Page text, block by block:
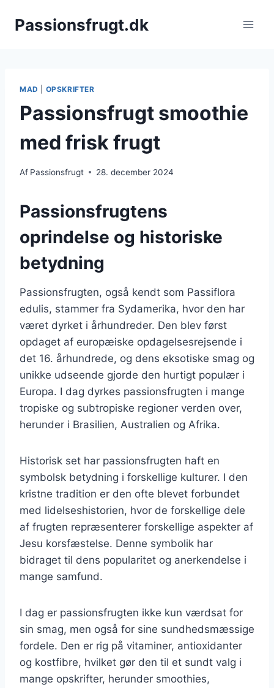
Passionsfrugt.dk
MAD OPSKRIFTER
Passionsfrugt smoothie
med frisk frugt
Af Passionsfrugt 28. december 2024
Passionsfrugtens
oprindelse og historiske
betydning
Passionsfrugten, også kendt som Passiflora
edulis, stammer fra Sydamerika, hvor den har
været dyrket i århundreder. Den blev først
opdaget af europæiske opdagelsesrejsende i
det 16. århundrede, og dens eksotiske smag og
unikke udseende gjorde den hurtigt populær i
Europa. I dag dyrkes passionsfrugten i mange
tropiske og subtropiske regioner verden over,
herunder i Brasilien, Australien og Afrika.
Historisk set har passionsfrugten haft en
symbolsk betydning i forskellige kulturer. I den
kristne tradition er den ofte blevet forbundet
med lidelseshistorien, hvor de forskellige dele
af frugten repræsenterer forskellige aspekter af
Jesu korsfæstelse. Denne symbolik har
bidraget til dens popularitet og anerkendelse i
mange samfund.
I dag er passionsfrugten ikke kun værdsat for
sin smag, men også for sine sundhedsmæssige
fordele. Den er rig på vitaminer, antioxidanter
og kostfibre, hvilket gør den til et sundt valg i
mange opskrifter, herunder smoothies,